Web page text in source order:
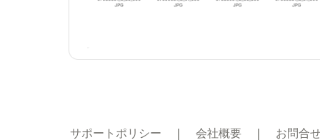
サポートポリシー ｜ 会社概要 ｜ お問合